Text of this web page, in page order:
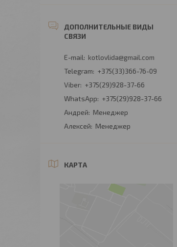
kotlovlida@gmail.com
+375(33)366-76-09
+375(29)928-37-66
+375(29)928-37-66
Андрей
Менеджер
Алексей
Менеджер
КАРТА